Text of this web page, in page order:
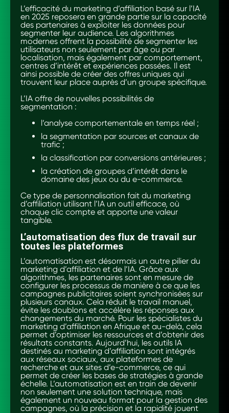
L’efficacité du marketing d’affiliation basé sur l’IA
en 2025 reposera en grande partie sur la capacité
des partenaires à exploiter les données pour
segmenter leur audience. Les algorithmes
modernes offrent la possibilité de segmenter les
utilisateurs non seulement par âge ou par
localisation, mais également par comportement,
centres d’intérêt et expériences passées. Il est
ainsi possible de créer des offres uniques qui
trouvent leur place auprès d’un groupe spécifique.
L’IA offre de nouvelles possibilités de
segmentation :
l’analyse comportementale en temps réel ;
la segmentation par sources et canaux de
trafic ;
la classification par conversions antérieures ;
la création de groupes d’intérêt dans le
domaine des jeux ou du e-commerce.
Ce type de personnalisation fait du marketing
d’affiliation utilisant l’IA un outil efficace, où
chaque clic compte et apporte une valeur
tangible.
L’automatisation des flux de travail sur
toutes les plateformes
L’automatisation est désormais un autre pilier du
marketing d’affiliation et de l’IA. Grâce aux
algorithmes, les partenaires sont en mesure de
configurer les processus de manière à ce que les
campagnes publicitaires soient synchronisées sur
plusieurs canaux. Cela réduit le travail manuel,
évite les doublons et accélère les réponses aux
changements du marché. Pour les spécialistes du
marketing d’affiliation en Afrique et au-delà, cela
permet d’optimiser les ressources et d’obtenir des
résultats constants. Aujourd’hui, les outils IA
destinés au marketing d’affiliation sont intégrés
aux réseaux sociaux, aux plateformes de
recherche et aux sites d’e-commerce, ce qui
permet de créer les bases de stratégies à grande
échelle. L’automatisation est en train de devenir
non seulement une solution technique, mais
également un nouveau format pour la gestion des
campagnes, où la précision et la rapidité jouent